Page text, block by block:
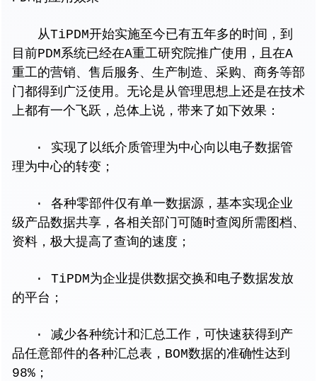
从TiPDM开始实施至今已有五年多的时间，到
目前PDM系统已经在A重工研究院推广使用，且在A
重工的营销、售后服务、生产制造、采购、商务等部
门都得到广泛使用。无论是从管理思想上还是在技术
上都有一个飞跃，总体上说，带来了如下效果：
· 实现了以纸介质管理为中心向以电子数据管
理为中心的转变；
· 各种零部件仅有单一数据源，基本实现企业
级产品数据共享，各相关部门可随时查阅所需图档、
资料，极大提高了查询的速度；
· TiPDM为企业提供数据交换和电子数据发放
的平台；
· 减少各种统计和汇总工作，可快速获得到产
品任意部件的各种汇总表，BOM数据的准确性达到
98%；